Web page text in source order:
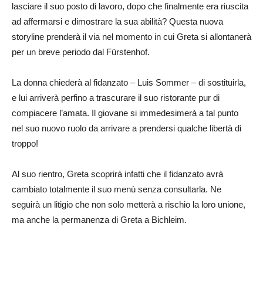
lasciare il suo posto di lavoro, dopo che finalmente era riuscita
ad affermarsi e dimostrare la sua abilità? Questa nuova
storyline prenderà il via nel momento in cui Greta si allontanerà
per un breve periodo dal Fürstenhof.
La donna chiederà al fidanzato – Luis Sommer – di sostituirla,
e lui arriverà perfino a trascurare il suo ristorante pur di
compiacere l’amata. Il giovane si immedesimerà a tal punto
nel suo nuovo ruolo da arrivare a prendersi qualche libertà di
troppo!
Al suo rientro, Greta scoprirà infatti che il fidanzato avrà
cambiato totalmente il suo menù senza consultarla. Ne
seguirà un litigio che non solo metterà a rischio la loro unione,
ma anche la permanenza di Greta a Bichleim.